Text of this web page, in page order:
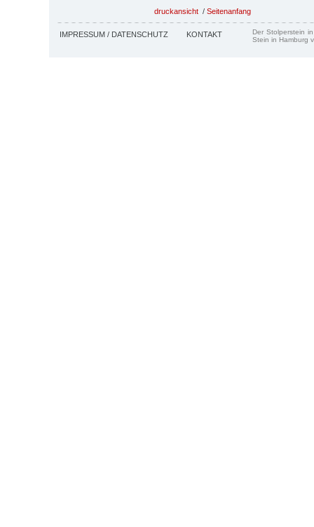
druckansicht / Seitenanfang
IMPRESSUM / DATENSCHUTZ KONTAKT
Der Stolperstein
Stein in Hamburg